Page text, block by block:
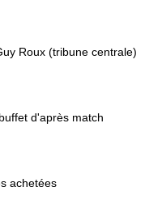
Roux (tribune centrale)
d'après match
achetées